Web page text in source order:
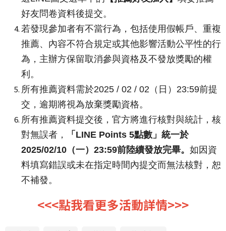
好友問卷資料後提交。
若發現參加者有不當行為，包括使用假帳戶、重複
推薦、內容不符合規定或其他影響活動公平性的行
為，主辦方保留取消參與資格及不發放獎勵的權
利。
所有推薦資料需於2025 / 02 / 02（日）23:59前提
交，逾期將視為放棄獎勵資格。
所有推薦資料提交後，官方將進行核對與統計，核
對無誤者，
「LINE Points 5點數」統一於
2025/02/10（一）23:59前陸續發放完畢。 如因資
料填寫錯誤或未在指定時間內提交而無法核對，恕
不補發。
<<<點我看更多活動詳情>>>